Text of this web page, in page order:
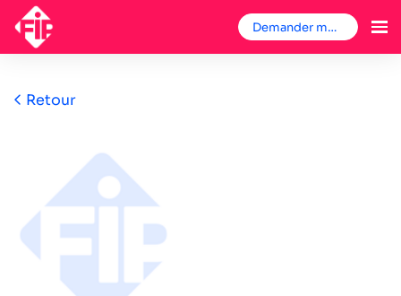
Demander mon badge
Retour